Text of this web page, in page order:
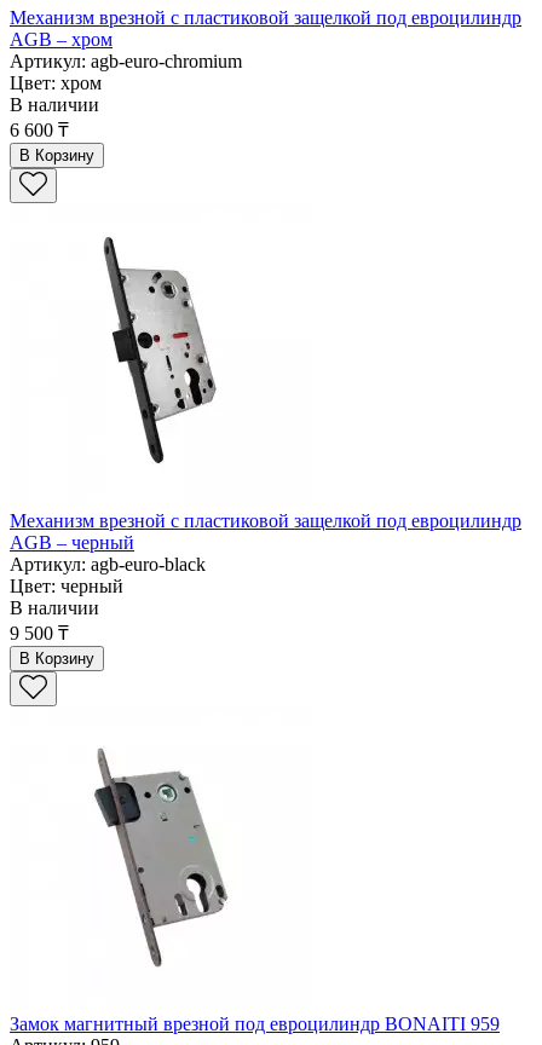
Механизм врезной с пластиковой защелкой под евроцилиндр
AGB – хром
Артикул: agb-euro-chromium
Цвет: хром
В наличии
6 600 ₸
В Корзину
Механизм врезной с пластиковой защелкой под евроцилиндр
AGB – черный
Артикул: agb-euro-black
Цвет: черный
В наличии
9 500 ₸
В Корзину
Замок магнитный врезной под евроцилиндр BONAITI 959